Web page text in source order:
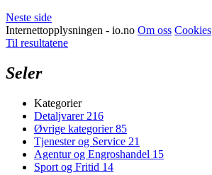
Neste side
Internettopplysningen - io.no Om oss Cookies
Til resultatene
Seler
Kategorier
Detaljvarer 216
Øvrige kategorier85
Tjenester og Service 21
Agentur og Engroshandel 15
Sport og Fritid 14